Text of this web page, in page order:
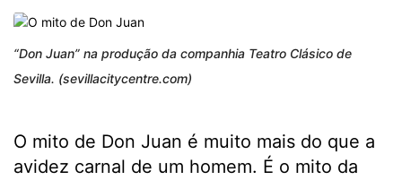
“Don Juan” na produção da companhia Teatro Clásico de
Sevilla. (sevillacitycentre.com)
O mito de Don Juan é muito mais do que a
avidez carnal de um homem. É o mito da